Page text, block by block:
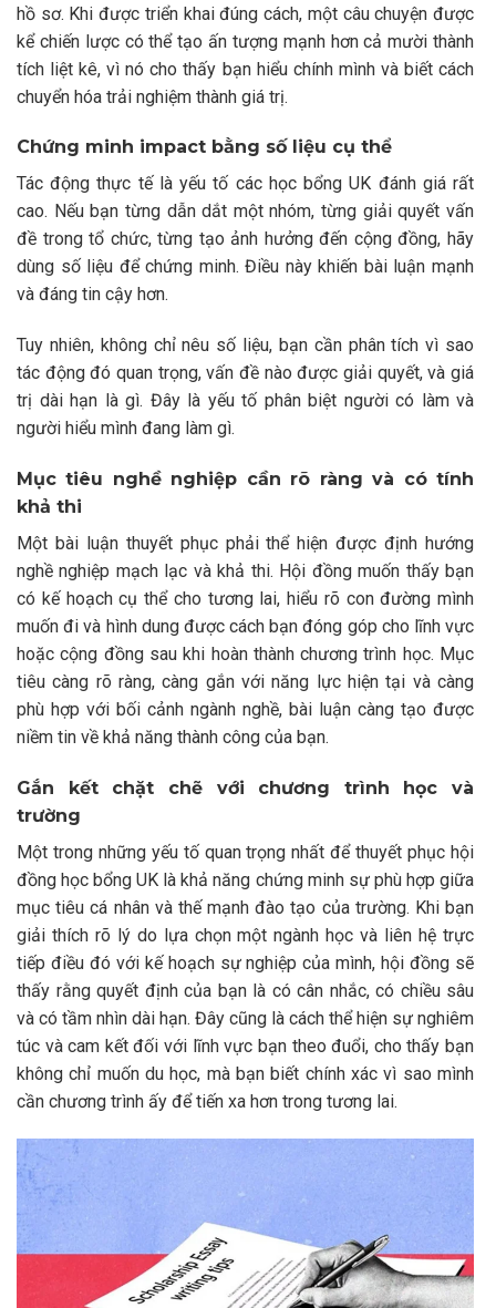
hồ sơ. Khi được triển khai đúng cách, một câu chuyện được
kể chiến lược có thể tạo ấn tượng mạnh hơn cả mười thành
tích liệt kê, vì nó cho thấy bạn hiểu chính mình và biết cách
chuyển hóa trải nghiệm thành giá trị.
Chứng minh impact bằng số liệu cụ thể
Tác động thực tế là yếu tố các học bổng UK đánh giá rất
cao. Nếu bạn từng dẫn dắt một nhóm, từng giải quyết vấn
đề trong tổ chức, từng tạo ảnh hưởng đến cộng đồng, hãy
dùng số liệu để chứng minh. Điều này khiến bài luận mạnh
và đáng tin cậy hơn.
Tuy nhiên, không chỉ nêu số liệu, bạn cần phân tích vì sao
tác động đó quan trọng, vấn đề nào được giải quyết, và giá
trị dài hạn là gì. Đây là yếu tố phân biệt người có làm và
người hiểu mình đang làm gì.
Mục tiêu nghề nghiệp cần rõ ràng và có tính
khả thi
Một bài luận thuyết phục phải thể hiện được định hướng
nghề nghiệp mạch lạc và khả thi. Hội đồng muốn thấy bạn
có kế hoạch cụ thể cho tương lai, hiểu rõ con đường mình
muốn đi và hình dung được cách bạn đóng góp cho lĩnh vực
hoặc cộng đồng sau khi hoàn thành chương trình học. Mục
tiêu càng rõ ràng, càng gắn với năng lực hiện tại và càng
phù hợp với bối cảnh ngành nghề, bài luận càng tạo được
niềm tin về khả năng thành công của bạn.
Gắn kết chặt chẽ với chương trình học và
trường
Một trong những yếu tố quan trọng nhất để thuyết phục hội
đồng học bổng UK là khả năng chứng minh sự phù hợp giữa
mục tiêu cá nhân và thế mạnh đào tạo của trường. Khi bạn
giải thích rõ lý do lựa chọn một ngành học và liên hệ trực
tiếp điều đó với kế hoạch sự nghiệp của mình, hội đồng sẽ
thấy rằng quyết định của bạn là có cân nhắc, có chiều sâu
và có tầm nhìn dài hạn. Đây cũng là cách thể hiện sự nghiêm
túc và cam kết đối với lĩnh vực bạn theo đuổi, cho thấy bạn
không chỉ muốn du học, mà bạn biết chính xác vì sao mình
cần chương trình ấy để tiến xa hơn trong tương lai.